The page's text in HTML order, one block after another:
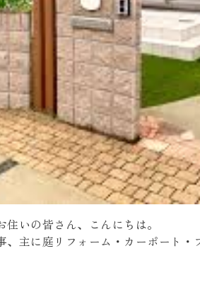
いの皆さん、こんにちは。
主に庭リフォーム・カーポート・